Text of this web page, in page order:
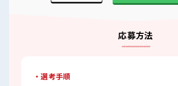
応募方法
・選考手順